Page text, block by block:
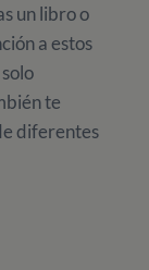
un libro o
a estos
te
diferentes